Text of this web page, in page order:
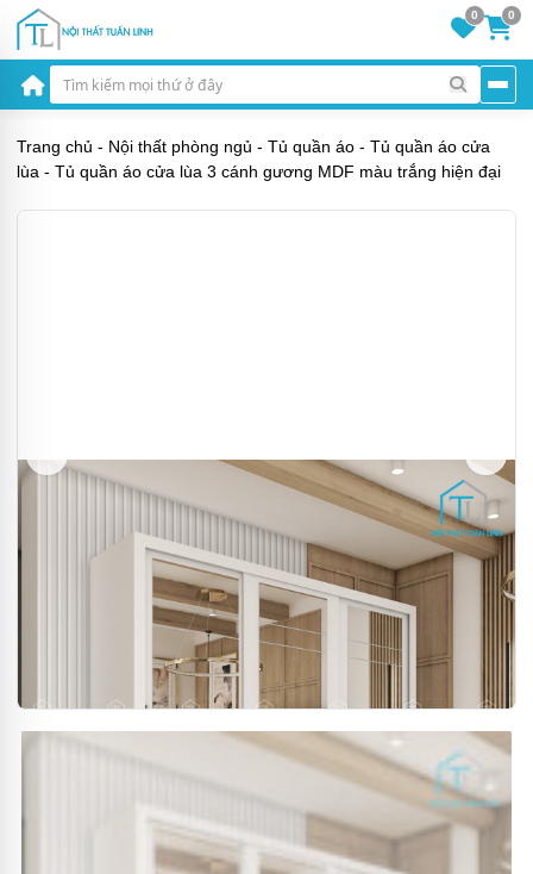
0 0
Trang chủ - Nội thất phòng ngủ - Tủ quần áo - Tủ quần áo cửa
lùa - Tủ quần áo cửa lùa 3 cánh gương MDF màu trắng hiện đại